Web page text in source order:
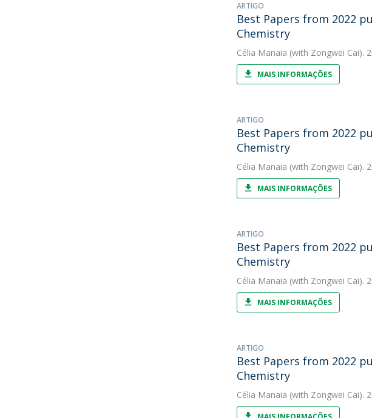
ARTIGO
Best Papers from 2022
Chemistry
Célia Manaia (with Zongwei Cai).
MAIS INFORMAÇÕES
ARTIGO
Best Papers from 2022
Chemistry
Célia Manaia (with Zongwei Cai).
MAIS INFORMAÇÕES
ARTIGO
Best Papers from 2022
Chemistry
Célia Manaia (with Zongwei Cai).
MAIS INFORMAÇÕES
ARTIGO
Best Papers from 2022
Chemistry
Célia Manaia (with Zongwei Cai).